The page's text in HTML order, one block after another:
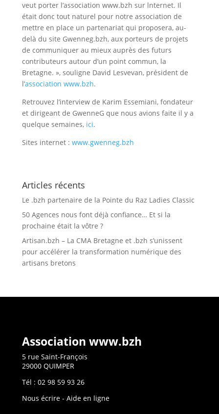
veut porter l’association www.bzh sur lnternet. Il
était donc tout naturel pour notre association de
mettre en place un partenariat qui proposera, au-
delà du site Gwenneg.bzh, aux porteurs de projets
de communiquer au mieux auprès des futurs
contributeurs autour d’un point commun, la
Bretagne. », souligne David Lesvevan, président de
l’association www.bzh.
Retrouvez l’interview de Karim Essemiani, fondateur
et dirigeant de GwenneG que nous avions faite il y a
quelque semaines,ici.
Sites internet : www.gwenneg.bzh
Articles récents
Le .bzh partenaire de la Pointe du Raz Ladies Classic
50 Agences nous font déjà confiance… Et si la
prochaine était la vôtre ?
Artisan.bzh – La CMA Bretagne et .bzh s’unissent
pour accélérer la transformation numérique des
artisans bretons
Association www.bzh
5 rue Saint-François
29000 QUIMPER
Tél : 02 98 59 93 26
Nous écrire - Aide en ligne